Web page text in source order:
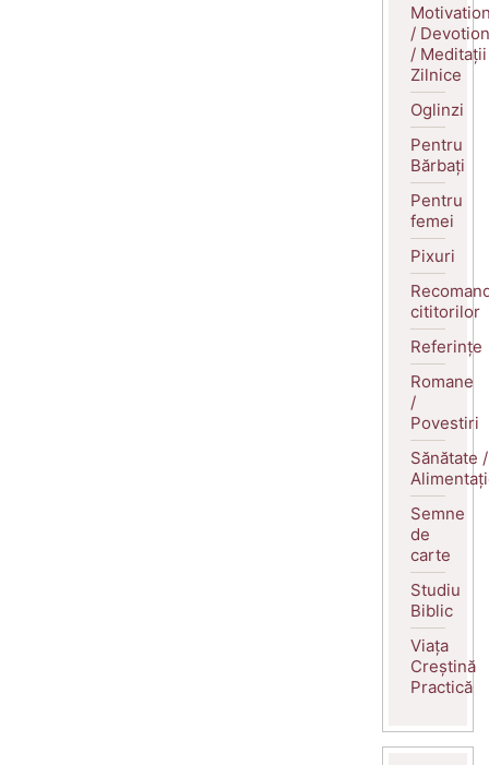
/
/ Meditații
Zilnice
Oglinzi
Pentru
Bărbați
Pentru
femei
Pixuri
cititorilor
Referințe
Romane
/
Povestiri
Sănătate /
Semne
de
carte
Studiu
Biblic
Viața
Creștină
Practică